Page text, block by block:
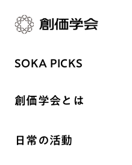
SOKA PICKS
創価学会とは
日常の活動